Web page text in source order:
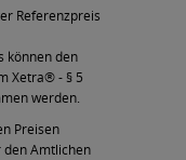
Referenzpreis
können den
Xetra®- § 5
werden.
Preisen
den Amtlichen